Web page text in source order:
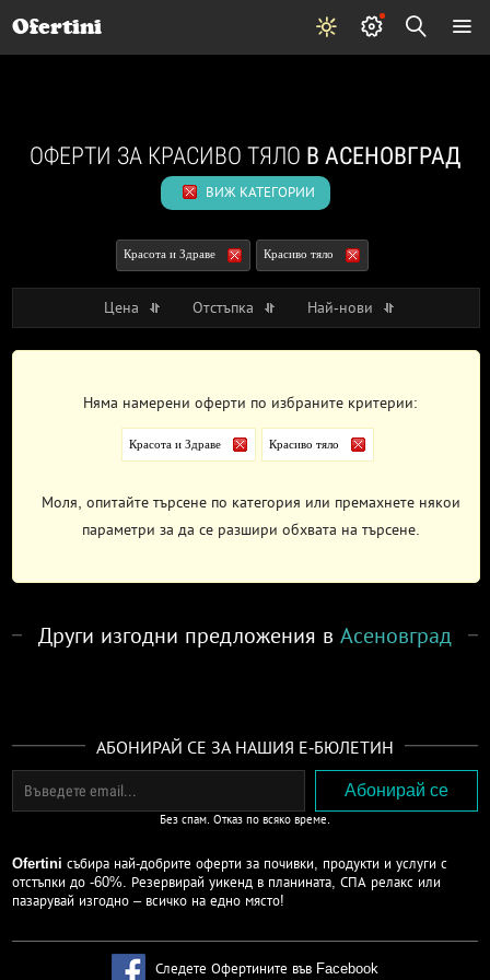
Ofertini
ОФЕРТИ ЗА КРАСИВО ТЯЛО В АСЕНОВГРАД
ВИЖ КАТЕГОРИИ
Красота и Здраве Красиво тяло
Цена Отстъпка Най-нови
Няма намерени оферти по избраните критерии:
Красота и Здраве Красиво тяло
Моля, опитайте търсене по категория или премахнете някои
параметри за да се разшири обхвата на търсене.
Други изгодни предложения в Асеновград
АБОНИРАЙ СЕ ЗА НАШИЯ Е-БЮЛЕТИН
Без спам. Отказ по всяко време.
Ofertini събира най-добрите оферти за почивки, продукти и услуги с
отстъпки до -60%. Резервирай уикенд в планината, СПА релакс или
пазарувай изгодно – всичко на едно място!
Следете Офертините във Facebook